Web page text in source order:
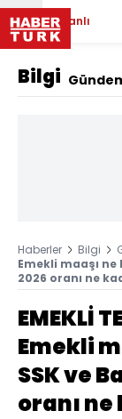
Canlı
Bilgi
Haberler Bilgi
Emekli maaşı
2026 oranı ne
EMEKLİ
Emekli
SSK ve
oranı